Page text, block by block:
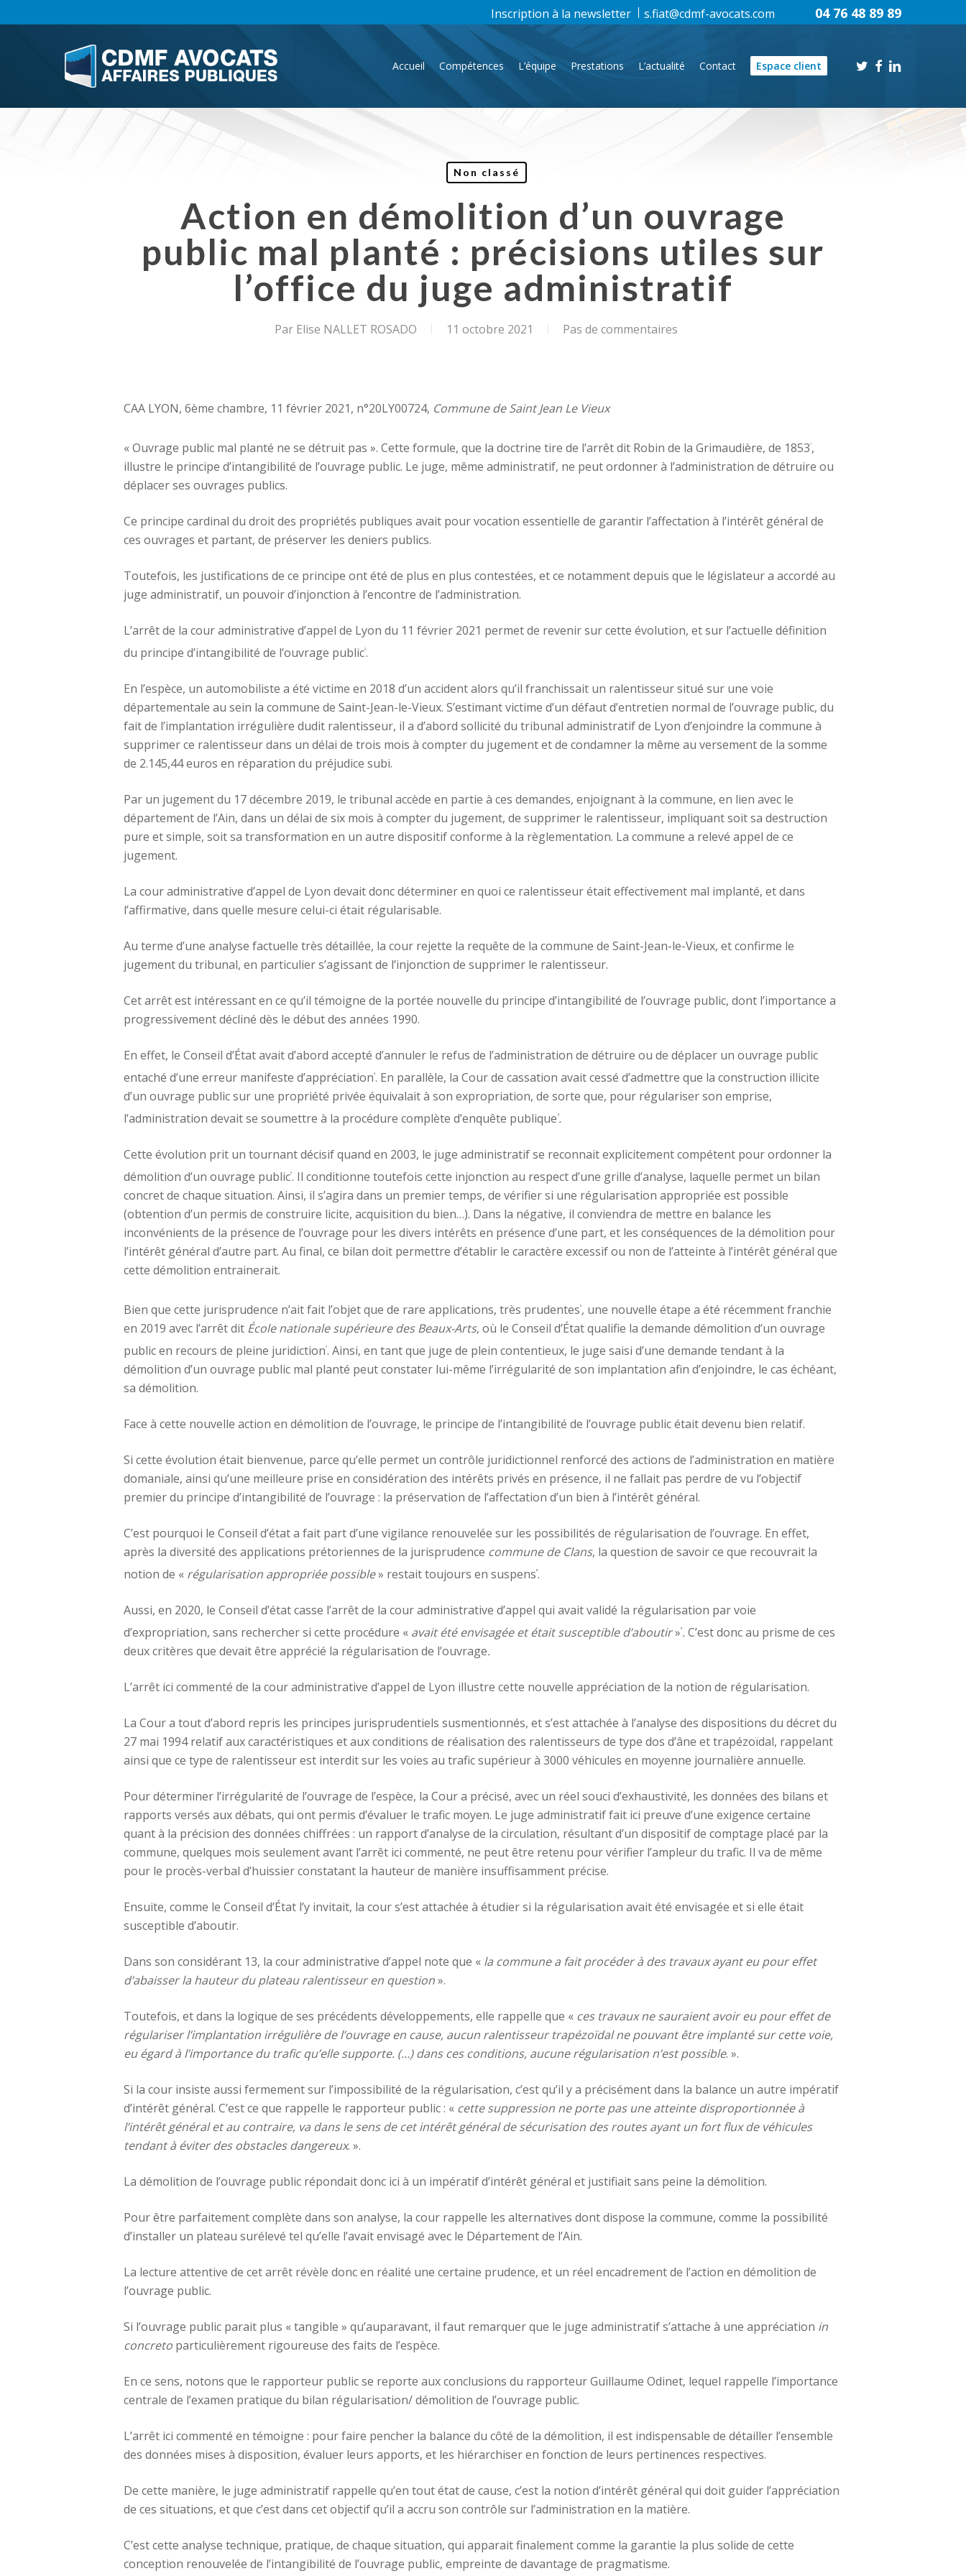
to
Accueil Compétences L’équipe Prestations L’actualité Contact Espace client twitterfacebook
linkedin
Inscription à la newsletter s.fiat@cdmf-avocats.com 04 76 48 89 89
Non classé
Action en démolition d’un ouvrage
public mal planté : précisions utiles sur
l’office du juge administratif
ParElise NALLET ROSADO 11 octobre 2021 Pas de commentaires
CAA LYON, 6ème chambre, 11 février 2021, n°20LY00724, Commune de Saint Jean Le Vieux
« Ouvrage public mal planté ne se détruit pas ». Cette formule, que la doctrine tire de l’arrêt dit Robin de la Grimaudière, de 1853 1 ,
illustre le principe d’intangibilité de l’ouvrage public. Le juge, même administratif, ne peut ordonner à l’administration de détruire ou
déplacer ses ouvrages publics.
Ce principe cardinal du droit des propriétés publiques avait pour vocation essentielle de garantir l’affectation à l’intérêt général de
ces ouvrages et partant, de préserver les deniers publics.
Toutefois, les justifications de ce principe ont été de plus en plus contestées, et ce notamment depuis que le législateur a accordé au
juge administratif, un pouvoir d’injonction à l’encontre de l’administration.
L’arrêt de la cour administrative d’appel de Lyon du 11 février 2021 permet de revenir sur cette évolution, et sur l’actuelle définition
du principe d’intangibilité de l’ouvrage public2.
En l’espèce, un automobiliste a été victime en 2018 d’un accident alors qu’il franchissait un ralentisseur situé sur une voie
départementale au sein la commune de Saint-Jean-le-Vieux. S’estimant victime d’un défaut d’entretien normal de l’ouvrage public, du
fait de l’implantation irrégulière dudit ralentisseur, il a d’abord sollicité du tribunal administratif de Lyon d’enjoindre la commune à
supprimer ce ralentisseur dans un délai de trois mois à compter du jugement et de condamner la même au versement de la somme
de 2.145,44 euros en réparation du préjudice subi.
Par un jugement du 17 décembre 2019, le tribunal accède en partie à ces demandes, enjoignant à la commune, en lien avec le
département de l’Ain, dans un délai de six mois à compter du jugement, de supprimer le ralentisseur, impliquant soit sa destruction
pure et simple, soit sa transformation en un autre dispositif conforme à la règlementation. La commune a relevé appel de ce
jugement.
La cour administrative d’appel de Lyon devait donc déterminer en quoi ce ralentisseur était effectivement mal implanté, et dans
l’affirmative, dans quelle mesure celui-ci était régularisable.
Au terme d’une analyse factuelle très détaillée, la cour rejette la requête de la commune de Saint-Jean-le-Vieux, et confirme le
jugement du tribunal, en particulier s’agissant de l’injonction de supprimer le ralentisseur.
Cet arrêt est intéressant en ce qu’il témoigne de la portée nouvelle du principe d’intangibilité de l’ouvrage public, dont l’importance a
progressivement décliné dès le début des années 1990.
En effet, le Conseil d’État avait d’abord accepté d’annuler le refus de l’administration de détruire ou de déplacer un ouvrage public
entaché d’une erreur manifeste d’appréciation 3. En parallèle, la Cour de cassation avait cessé d’admettre que la construction illicite
d’un ouvrage public sur une propriété privée équivalait à son expropriation, de sorte que, pour régulariser son emprise,
l’administration devait se soumettre à la procédure complète d’enquête publique 4.
Cette évolution prit un tournant décisif quand en 2003, le juge administratif se reconnait explicitement compétent pour ordonner la
démolition d’un ouvrage public5. Il conditionne toutefois cette injonction au respect d’une grille d’analyse, laquelle permet un bilan
concret de chaque situation. Ainsi, il s’agira dans un premier temps, de vérifier si une régularisation appropriée est possible
(obtention d’un permis de construire licite, acquisition du bien…). Dans la négative, il conviendra de mettre en balance les
inconvénients de la présence de l’ouvrage pour les divers intérêts en présence d’une part, et les conséquences de la démolition pour
l’intérêt général d’autre part. Au final, ce bilan doit permettre d’établir le caractère excessif ou non de l’atteinte à l’intérêt général que
cette démolition entrainerait.
Bien que cette jurisprudence n’ait fait l’objet que de rare applications, très prudentes 6 , une nouvelle étape a été récemment franchie
en 2019 avec l’arrêt dit École nationale supérieure des Beaux-Arts, où le Conseil d’État qualifie la demande démolition d’un ouvrage
public en recours de pleine juridiction 7. Ainsi, en tant que juge de plein contentieux, le juge saisi d’une demande tendant à la
démolition d’un ouvrage public mal planté peut constater lui-même l’irrégularité de son implantation afin d’enjoindre, le cas échéant,
sa démolition.
Face à cette nouvelle action en démolition de l’ouvrage, le principe de l’intangibilité de l’ouvrage public était devenu bien relatif.
Si cette évolution était bienvenue, parce qu’elle permet un contrôle juridictionnel renforcé des actions de l’administration en matière
domaniale, ainsi qu’une meilleure prise en considération des intérêts privés en présence, il ne fallait pas perdre de vu l’objectif
premier du principe d’intangibilité de l’ouvrage : la préservation de l’affectation d’un bien à l’intérêt général.
C’est pourquoi le Conseil d’état a fait part d’une vigilance renouvelée sur les possibilités de régularisation de l’ouvrage. En effet,
après la diversité des applications prétoriennes de la jurisprudence commune de Clans, la question de savoir ce que recouvrait la
notion de « régularisation appropriée possible» restait toujours en suspens 8.
Aussi, en 2020, le Conseil d’état casse l’arrêt de la cour administrative d’appel qui avait validé la régularisation par voie
d’expropriation, sans rechercher si cette procédure « avait été envisagée et était susceptible d’aboutir» 9 . C’est donc au prisme de ces
deux critères que devait être apprécié la régularisation de l’ouvrage.
L’arrêt ici commenté de la cour administrative d’appel de Lyon illustre cette nouvelle appréciation de la notion de régularisation.
La Cour a tout d’abord repris les principes jurisprudentiels susmentionnés, et s’est attachée à l’analyse des dispositions du décret du
27 mai 1994 relatif aux caractéristiques et aux conditions de réalisation des ralentisseurs de type dos d’âne et trapézoïdal, rappelant
ainsi que ce type de ralentisseur est interdit sur les voies au trafic supérieur à 3000 véhicules en moyenne journalière annuelle.
Pour déterminer l’irrégularité de l’ouvrage de l’espèce, la Cour a précisé, avec un réel souci d’exhaustivité, les données des bilans et
rapports versés aux débats, qui ont permis d’évaluer le trafic moyen. Le juge administratif fait ici preuve d’une exigence certaine
quant à la précision des données chiffrées : un rapport d’analyse de la circulation, résultant d’un dispositif de comptage placé par la
commune, quelques mois seulement avant l’arrêt ici commenté, ne peut être retenu pour vérifier l’ampleur du trafic. Il va de même
pour le procès-verbal d’huissier constatant la hauteur de manière insuffisamment précise.
Ensuite, comme le Conseil d’État l’y invitait, la cour s’est attachée à étudier si la régularisation avait été envisagée et si elle était
susceptible d’aboutir.
Dans son considérant 13, la cour administrative d’appel note que « la commune a fait procéder à des travaux ayant eu pour effet
d’abaisser la hauteur du plateau ralentisseur en question».
Toutefois, et dans la logique de ses précédents développements, elle rappelle que « ces travaux ne sauraient avoir eu pour effet de
régulariser l’implantation irrégulière de l’ouvrage en cause, aucun ralentisseur trapézoïdal ne pouvant être implanté sur cette voie,
eu égard à l’importance du trafic qu’elle supporte. (…) dans ces conditions, aucune régularisation n’est possible. ».
Si la cour insiste aussi fermement sur l’impossibilité de la régularisation, c’est qu’il y a précisément dans la balance un autre impératif
d’intérêt général. C’est ce que rappelle le rapporteur public : « cette suppression ne porte pas une atteinte disproportionnée à
l’intérêt général et au contraire, va dans le sens de cet intérêt général de sécurisation des routes ayant un fort flux de véhicules
tendant à éviter des obstacles dangereux. ».
La démolition de l’ouvrage public répondait donc ici à un impératif d’intérêt général et justifiait sans peine la démolition.
Pour être parfaitement complète dans son analyse, la cour rappelle les alternatives dont dispose la commune, comme la possibilité
d’installer un plateau surélevé tel qu’elle l’avait envisagé avec le Département de l’Ain.
La lecture attentive de cet arrêt révèle donc en réalité une certaine prudence, et un réel encadrement de l’action en démolition de
l’ouvrage public.
Si l’ouvrage public parait plus « tangible » qu’auparavant, il faut remarquer que le juge administratif s’attache à une appréciation in
concreto particulièrement rigoureuse des faits de l’espèce.
En ce sens, notons que le rapporteur public se reporte aux conclusions du rapporteur Guillaume Odinet, lequel rappelle l’importance
centrale de l’examen pratique du bilan régularisation/ démolition de l’ouvrage public.
L’arrêt ici commenté en témoigne : pour faire pencher la balance du côté de la démolition, il est indispensable de détailler l’ensemble
des données mises à disposition, évaluer leurs apports, et les hiérarchiser en fonction de leurs pertinences respectives.
De cette manière, le juge administratif rappelle qu’en tout état de cause, c’est la notion d’intérêt général qui doit guider l’appréciation
de ces situations, et que c’est dans cet objectif qu’il a accru son contrôle sur l’administration en la matière.
C’est cette analyse technique, pratique, de chaque situation, qui apparait finalement comme la garantie la plus solide de cette
conception renouvelée de l’intangibilité de l’ouvrage public, empreinte de davantage de pragmatisme.